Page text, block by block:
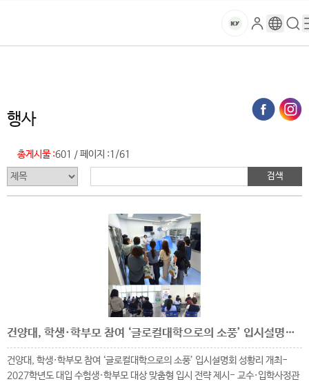
건
대
학
교
마
로
그
구
글
검
색
메
로
행사
총게시물 :601 /페이지 :1/61
건양대, 학생·학부모 참여 ‘글로컬대학으로의 소풍’ 입시설명회 성황리 개최
건양대, 학생·학부모 참여 ‘글로컬대학으로의 소풍’ 입시설명회 성황리 개최-
2027학년도 대입 수험생·학부모 대상 맞춤형 입시 전략 제시- 교수·입학사정관